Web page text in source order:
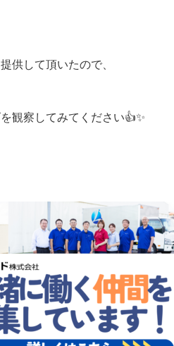
供して頂いたので、
観察してみてください👍✨